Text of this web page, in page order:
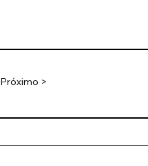
Próximo >